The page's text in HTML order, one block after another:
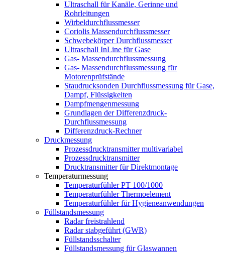
Ultraschall für Kanäle, Gerinne und
Rohrleitungen
Wirbeldurchflussmesser
Coriolis Massendurchflussmesser
Schwebekörper Durchflussmesser
Ultraschall InLine für Gase
Gas- Massendurchflussmessung
Gas- Massendurchflussmessung für
Motorenprüfstände
Staudrucksonden Durchflussmessung für Gase,
Dampf, Flüssigkeiten
Dampfmengenmessung
Grundlagen der Differenzdruck-
Durchflussmessung
Differenzdruck-Rechner
Druckmessung
Prozessdrucktransmitter multivariabel
Prozessdrucktransmitter
Drucktransmitter für Direktmontage
Temperaturmessung
Temperaturfühler PT 100/1000
Temperaturfühler Thermoelement
Temperaturfühler für Hygieneanwendungen
Füllstandsmessung
Radar freistrahlend
Radar stabgeführt (GWR)
Füllstandsschalter
Füllstandsmessung für Glaswannen